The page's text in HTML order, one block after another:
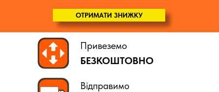
ОТРИМАТИ ЗНИЖКУ
Відправимо
Привеземо
БЕЗКОШТОВНО